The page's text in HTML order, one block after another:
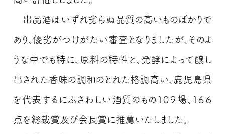
出品酒はいずれ劣らぬ品質の高いものばかりで
あり、優劣がつけがたい審査となりましたが、そのよ
うな中でも特に、原料の特性と、発酵によって醸し
出された香味の調和のとれた格調高い、鹿児島県
を代表するにふさわしい酒質のもの１０９場、１６６
点を総裁賞及び会長賞に推薦いたしました。